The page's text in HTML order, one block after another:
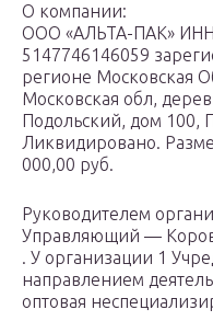
О компании:
ООО «АЛЬТА-ПАК»
5147746146059
регионе Московская
Московская обл,
Подольский, дом 100,
Ликвидировано.
000,00 руб.
Руководителем
Управляющий —
. У организации 1
направлением
оптовая